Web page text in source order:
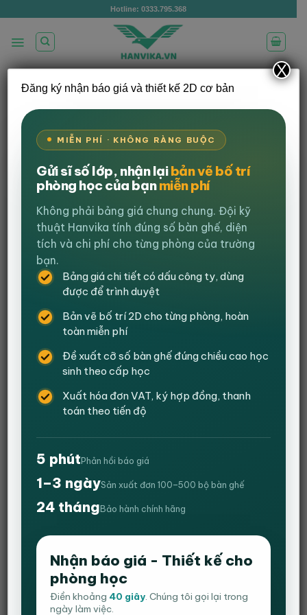
qua
dung
Hotline: 0333.795.368
TRANG CHỦ / GHẾ GAMING /
GHẾ EXTREME
LỌC
Ghế Gaming EXTREME ZERO S+ chân
Nâng Cấp
trên
1,200,000₫ – 1,300,000₫Khoảng
Đăng ký nhận báo giá và thiết kế 2D cơ bản
MIỄN PHÍ · KHÔNG RÀNG BUỘC
Gửi sĩ số lớp, nhận lạibản vẽ bố trí
phòng học của bạnmiễn phí
Không phải bảng giá chung chung. Đội kỹ
thuật Hanvika tính đúng số bàn ghế, diện
tích và chi phí cho từng phòng của trường
bạn.
Bảng giá chi tiết có dấu công ty, dùng
được để trình duyệt
Bản vẽ bố trí 2D cho từng phòng, hoàn
toàn miễn phí
Đề xuất cỡ số bàn ghế đúng chiều cao học
sinh theo cấp học
Xuất hóa đơn VAT, ký hợp đồng, thanh
toán theo tiến độ
5 phútPhản hồi báo giá
1–3 ngàySản xuất đơn 100–500 bộ bàn ghế
24 thángBảo hành chính hãng
Nhận báo giá - Thiết kế cho
phòng học
Điền khoảng 40 giây. Chúng tôi gọi lại trong
ngày làm việc.
X